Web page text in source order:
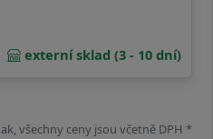
externí sklad (3 - 10 dní)
všechny ceny jsou včetně DPH *